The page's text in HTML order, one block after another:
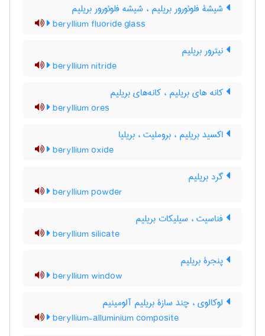
شیشۀ فلوئورور بریلیم ، شیشه فلوئورور بریلیم
beryllium fluoride glass
نیترور بریلیم
beryllium nitride
کانه های بریلیم ، کانه‌های بریلیم
beryllium ores
اکسید بریلیم ، بروملیت ، بریلیا
beryllium oxide
گرد بریلیم
beryllium powder
فناسیت ، سیلیکات بریلیم
beryllium silicate
پنجرۀ بریلیم
beryllium window
لوکالوی ، چند سازۀ بریلیم آلومینیم
beryllium-alluminium composite